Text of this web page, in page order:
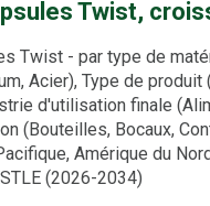
Twist,
Twist - par type de
Acier), Type de
d'utilisation finale
(Bouteilles, Bocaux,
Amérique du
(2026-2034)